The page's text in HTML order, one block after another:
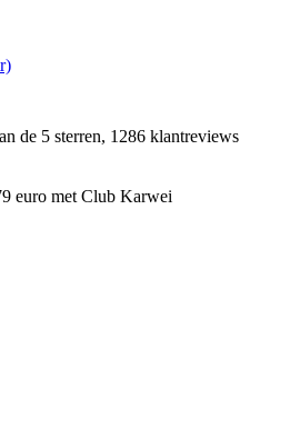
de 5 sterren, 1286 klantreviews
euro met Club Karwei